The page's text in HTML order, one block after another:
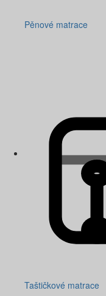
Pěnové matrace
Taštičkové matrace